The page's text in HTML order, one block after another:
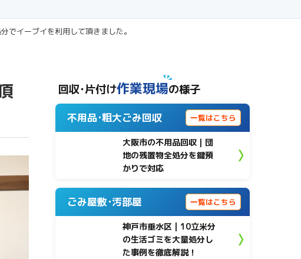
でイーブイを利用して頂きました。
回収･片付け作業現場の様子
不用品･粗大ごみ回収 一覧はこちら
大阪市の不用品回収｜団
地の残置物全処分を鍵預
かりで対応
ごみ屋敷･汚部屋 一覧はこちら
神戸市垂水区 | 10立米分
の生活ゴミを大量処分し
た事例を徹底解説！